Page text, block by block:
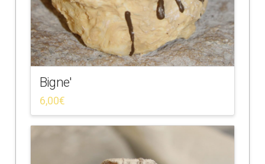
Bigne'
6,00€